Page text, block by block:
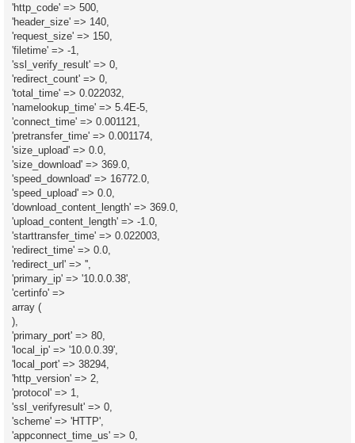
'http_code' => 500,
'header_size' => 140,
'request_size' => 150,
'filetime' => -1,
'ssl_verify_result' => 0,
'redirect_count' => 0,
'total_time' => 0.022032,
'namelookup_time' => 5.4E-5,
'connect_time' => 0.001121,
'pretransfer_time' => 0.001174,
'size_upload' => 0.0,
'size_download' => 369.0,
'speed_download' => 16772.0,
'speed_upload' => 0.0,
'download_content_length' => 369.0,
'upload_content_length' => -1.0,
'starttransfer_time' => 0.022003,
'redirect_time' => 0.0,
'redirect_url' => '',
'primary_ip' => '10.0.0.38',
'certinfo' =>
array (
),
'primary_port' => 80,
'local_ip' => '10.0.0.39',
'local_port' => 38294,
'http_version' => 2,
'protocol' => 1,
'ssl_verifyresult' => 0,
'scheme' => 'HTTP',
'appconnect_time_us' => 0,